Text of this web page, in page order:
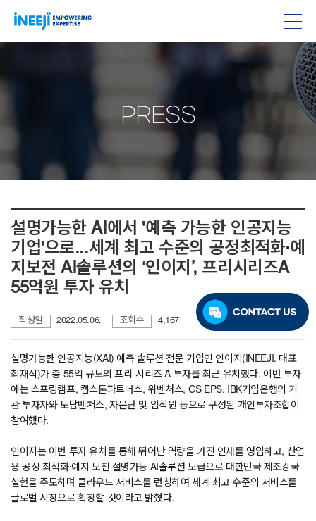
PRESS
설명가능한 AI에서 '예측 가능한 인공지능
기업'으로...세계 최고 수준의 공정최적화·예
지보전 AI솔루션의 ‘인이지’, 프리시리즈A
55억원 투자 유치
작성일 2022.05.06. 조회수 4,167
설명가능한 인공지능(XAI) 예측 솔루션 전문 기업인 인이지(INEEJI. 대표
최재식)가 총 55억 규모의 프리-시리즈 A 투자를 최근 유치했다. 이번 투자
에는 스프링캠프, 캡스톤파트너스, 위벤처스, GS EPS, IBK기업은행의 기
관 투자자와 도담벤처스, 자문단 및 임직원 등으로 구성된 개인투자조합이
참여했다.
인이지는 이번 투자 유치를 통해 뛰어난 역량을 가진 인재를 영입하고, 산업
용 공정 최적화·예지 보전 설명가능 AI솔루션 보급으로 대한민국 제조강국
실현을 주도하며 클라우드 서비스를 런칭하여 세계 최고 수준의 서비스를
글로벌 시장으로 확장할 것이라고 밝혔다.